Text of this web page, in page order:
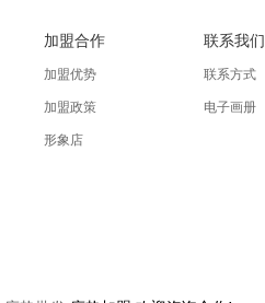
加盟合作
加盟优势
加盟政策
形象店
联系我们
联系方式
电子画册